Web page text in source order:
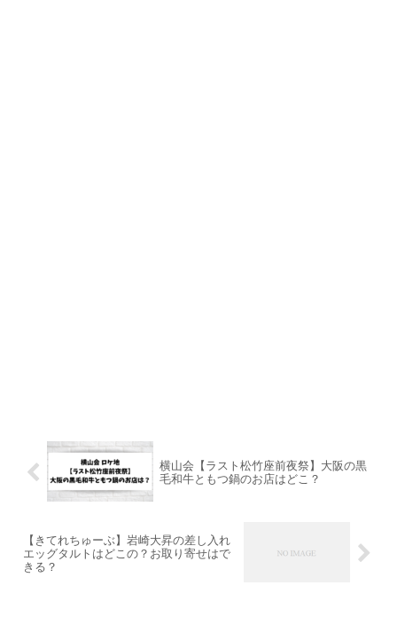
横山会【ラスト松竹座前夜祭】大阪の黒
毛和牛ともつ鍋のお店はどこ？
【きてれちゅーぶ】岩崎大昇の差し入れ
エッグタルトはどこの？お取り寄せはで
きる？